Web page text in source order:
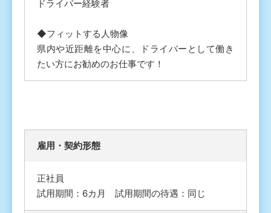
ドライバー経験者
◆フィットする人物像
県内や近距離を中心に、ドライバーとして働き
たい方にお勧めのお仕事です！
雇⽤・契約形態
正社員
試用期間：6カ月 試用期間の待遇：同じ